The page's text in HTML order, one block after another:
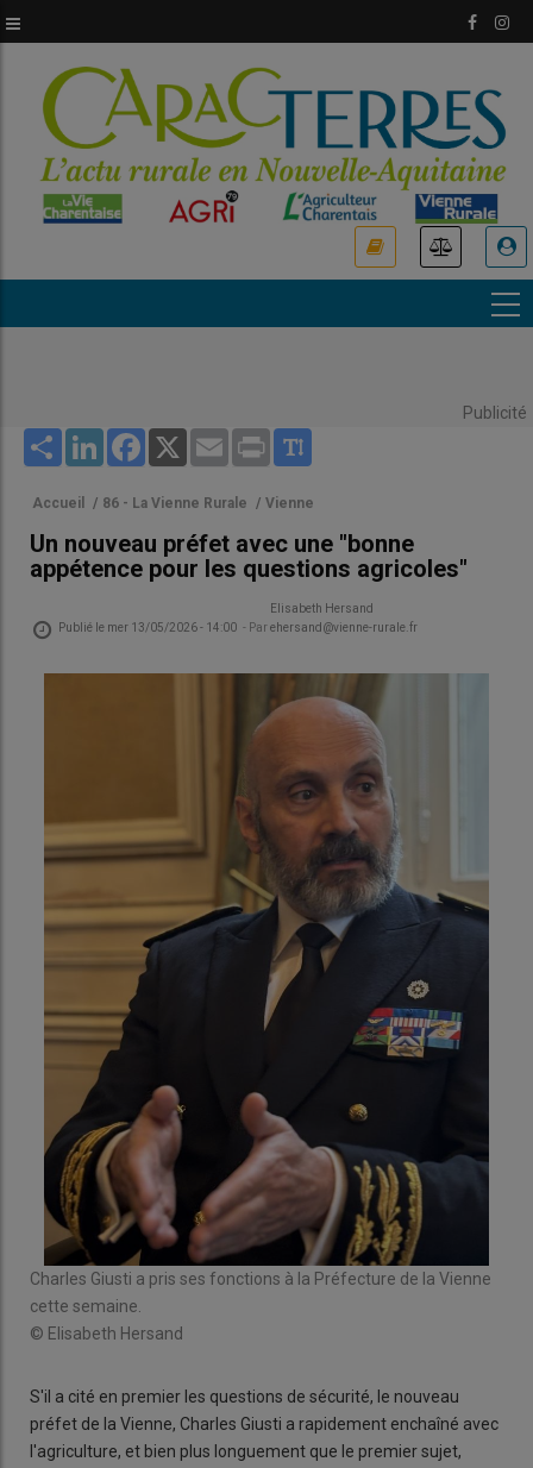
au
principal
Publicité
Share LinkedInFacebook
X Email Print
Accueil / 86 - La Vienne Rurale / Vienne
Un nouveau préfet avec une "bonne
appétence pour les questions agricoles"
Publié le mer 13/05/2026 - 14:00 - Par
Elisabeth Hersand
ehersand@vienne-rurale.fr
Charles Giusti a pris ses fonctions à la Préfecture de la Vienne
cette semaine.
© Elisabeth Hersand
S'il a cité en premier les questions de sécurité, le nouveau
préfet de la Vienne, Charles Giusti a rapidement enchaîné avec
l'agriculture, et bien plus longuement que le premier sujet,